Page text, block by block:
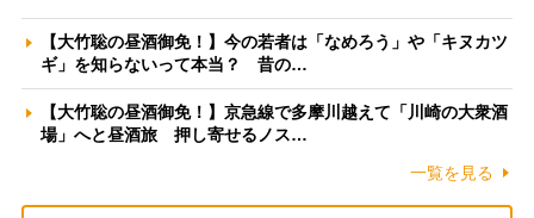
【大竹聡の昼酒御免！】今の若者は「なめろう」や「キヌカツ
ギ」を知らないって本当？ 昔の…
【大竹聡の昼酒御免！】京急線で多摩川越えて「川崎の大衆酒
場」へと昼酒旅 押し寄せるノス…
一覧を見る